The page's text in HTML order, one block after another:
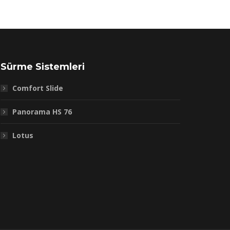
Sürme Sistemleri
Comfort Slide
Panorama HS 76
Lotus